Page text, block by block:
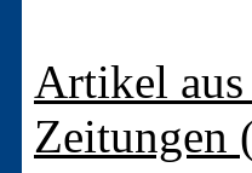
Artikel
Zeitungen